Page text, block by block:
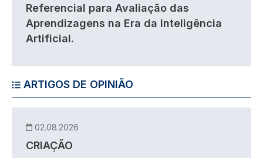
Referencial para Avaliação das
Aprendizagens na Era da Inteligência
Artificial.
ARTIGOS DE OPINIÃO
02.08.2026
CRIAÇÃO